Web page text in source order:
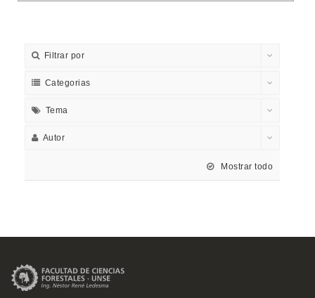
Filtrar por
Categorias
Tema
Autor
Mostrar todo